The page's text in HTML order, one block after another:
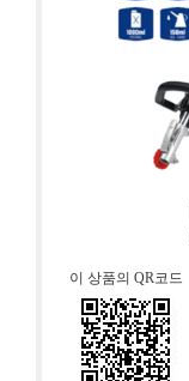
이 상품의 QR코드